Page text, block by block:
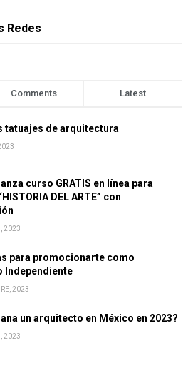
Redes
Comments Latest
tatuajes de arquitectura
curso GRATIS en línea para
DEL ARTE” con
2023
para promocionarte como
Independiente
2023
un arquitecto en México en 2023?
2023